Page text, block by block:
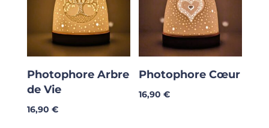
Photophore Arbre
de Vie
16,90 €
Photophore Cœur
16,90€